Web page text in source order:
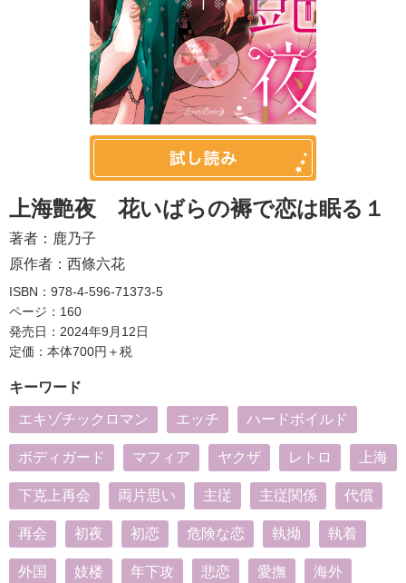
上海艶夜 花いばらの褥で恋は眠る１
著者： 鹿乃子
原作者： 西條六花
ISBN：978-4-596-71373-5
ページ：160
発売日：2024年9月12日
定価：本体700円＋税
キーワード
エキゾチックロマン エッチ ハードボイルド
ボディガード マフィア ヤクザ レトロ 上海
下克上再会 両片思い 主従 主従関係 代償
再会 初夜 初恋 危険な恋 執拗 執着
外国 妓楼 年下攻 悲恋 愛撫 海外